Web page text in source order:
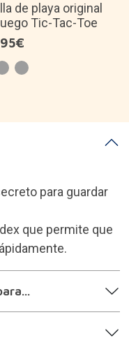
de playa original
Tic-Tac-Toe
para guardar
que permite que